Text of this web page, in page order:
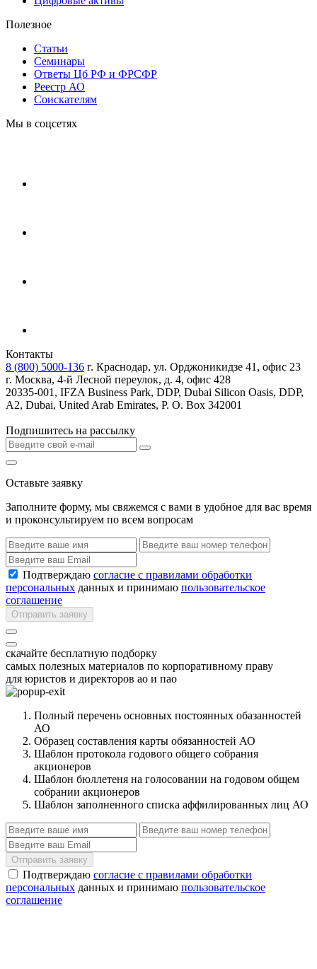
Полезное
Статьи
Cеминары
Ответы Цб РФ и ФРСФР
Реестр АО
Соискателям
Мы в соцсетях
Контакты
8 (800) 5000-136 г. Краснодар, ул. Орджоникидзе 41, офис 23
г. Москва, 4-й Лесной переулок, д. 4, офис 428
20335-001, IFZA Business Park, DDP, Dubai Silicon Oasis, DDP,
A2, Dubai, United Arab Emirates, P. O. Box 342001
Подпишитесь на рассылку
Оставьте заявку
Заполните форму, мы свяжемся с вами в удобное для вас время
и проконсультируем по всем вопросам
Подтверждаю согласие с правилами обработки
персональных данных и принимаю пользовательское
соглашение
Отправить заявку
скачайте бесплатную подборку
самых полезных материалов по корпоративному праву
для юристов и директоров ао и пао
Полный перечень основных постоянных обазанностей
АО
Образец составления карты обязанностей АО
Шаблон протокола годового общего собрания
акционеров
Шаблон бюллетеня на голосовании на годовом общем
собрании акционеров
Шаблон заполненного списка аффилированных лиц АО
Отправить заявку
Подтверждаю согласие с правилами обработки
персональных данных и принимаю пользовательское
соглашение